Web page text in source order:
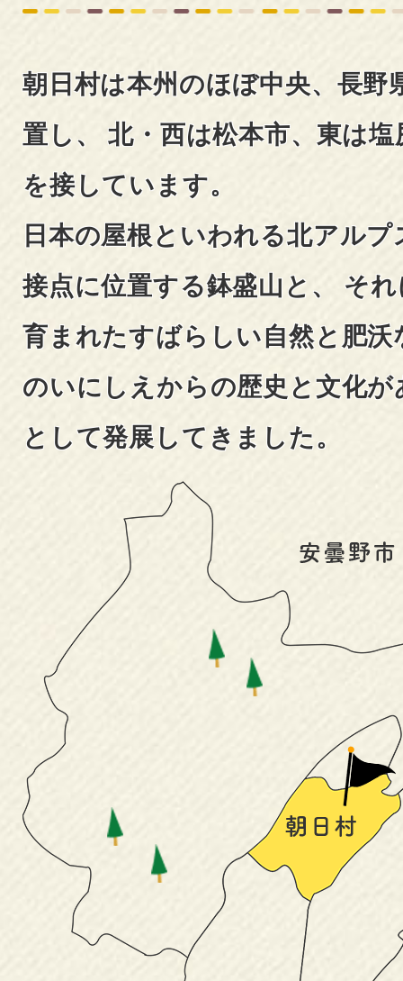
日
村
っ
て
ど
ん
な
と
こ
朝日村は本州のほぼ中央、長野
置し、
北・西は松本市、東は
を接しています。
日本の屋根といわれる北アル
接点に位置する鉢盛山と、 そ
育まれたすばらしい自然と肥
のいにしえからの歴史と文化
として発展してきました。